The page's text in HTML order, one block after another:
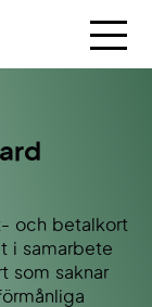
och betalkort
i samarbete
som saknar